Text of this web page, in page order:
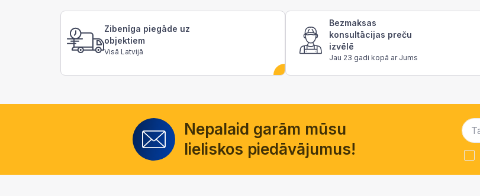
Zibenīga piegāde uz
objektiem
Visā Latvijā
Bezmaksas
konsultācijas preču
izvēlē
Jau 23 gadi kopā ar Jums
Nepalaid garām mūsu
lieliskos piedāvājumus!